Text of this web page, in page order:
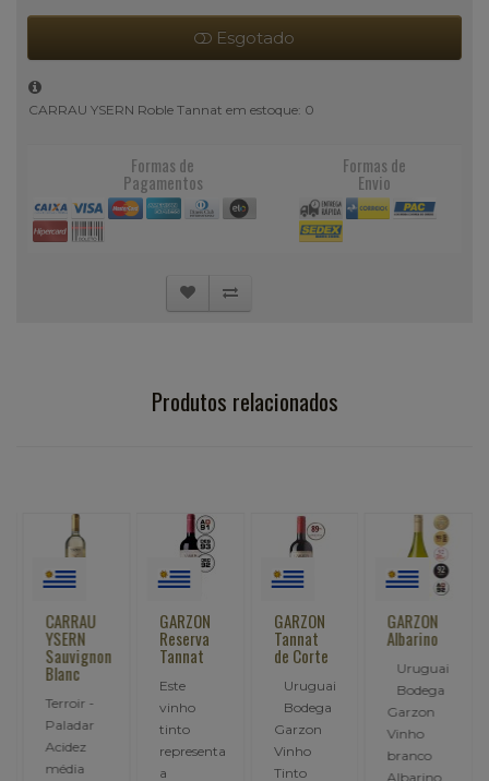
Esgotado
CARRAU YSERN Roble Tannat em estoque: 0
Formas de
Pagamentos
Formas de
Envio
Produtos relacionados
CARRAU
YSERN
Sauvignon
Blanc
Terroir -
Paladar
Acidez
média
GARZON
Reserva
Tannat
Este
vinho
tinto
representa
a
GARZON
Tannat
de Corte
Uruguai
Bodega
Garzon
Vinho
Tinto
GARZON
Albarino
Uruguai
Bodega
Garzon
Vinho
branco
Albarino,